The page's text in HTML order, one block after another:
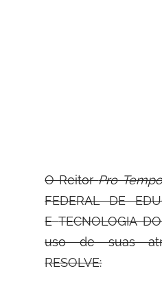
O ReitorPro
FEDERAL DE
ETECNOLOGIA
uso de suas
RESOLVE: